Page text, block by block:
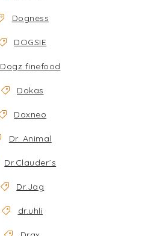
Dogness
DOGSIE
Dogz finefood
Dokas
Doxneo
Dr. Animal
Dr.Clauder´s
Dr.Jag
dr.uhli